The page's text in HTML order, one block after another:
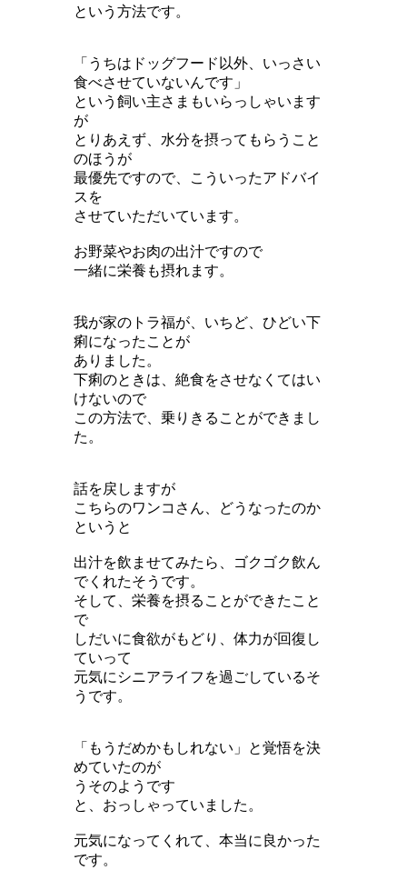
という方法です。
「うちはドッグフード以外、いっさい
食べさせていないんです」
という飼い主さまもいらっしゃいます
が
とりあえず、水分を摂ってもらうこと
のほうが
最優先ですので、こういったアドバイ
スを
させていただいています。
お野菜やお肉の出汁ですので
一緒に栄養も摂れます。
我が家のトラ福が、いちど、ひどい下
痢になったことが
ありました。
下痢のときは、絶食をさせなくてはい
けないので
この方法で、乗りきることができまし
た。
話を戻しますが
こちらのワンコさん、どうなったのか
というと
出汁を飲ませてみたら、ゴクゴク飲ん
でくれたそうです。
そして、栄養を摂ることができたこと
で
しだいに食欲がもどり、体力が回復し
ていって
元気にシニアライフを過ごしているそ
うです。
「もうだめかもしれない」と覚悟を決
めていたのが
うそのようです
と、おっしゃっていました。
元気になってくれて、本当に良かった
です。